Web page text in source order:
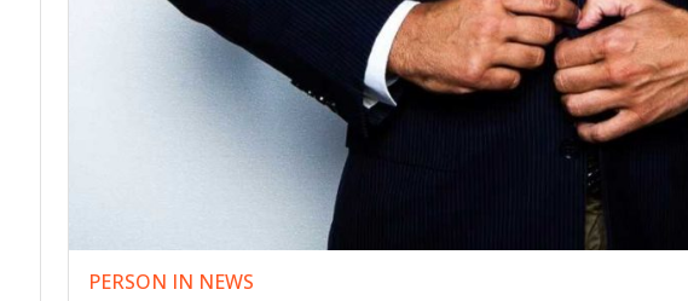
PERSON IN NEWS